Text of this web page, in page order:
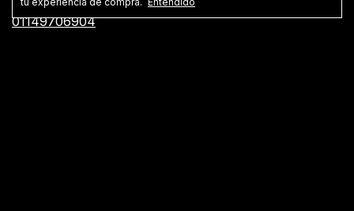
Teléfono
01149706904